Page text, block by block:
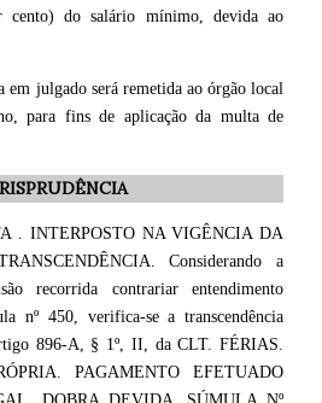
do salário mínimo, devida ao
em julgado será remetida ao órgão local
para fins de aplicação da multa de
. INTERPOSTO NA VIGÊNCIA DA
Considerando a
recorrida contrariar entendimento
nº 450, verifica-se a transcendência
896-A, § 1º, II, da CLT. FÉRIAS.
PAGAMENTO EFETUADO